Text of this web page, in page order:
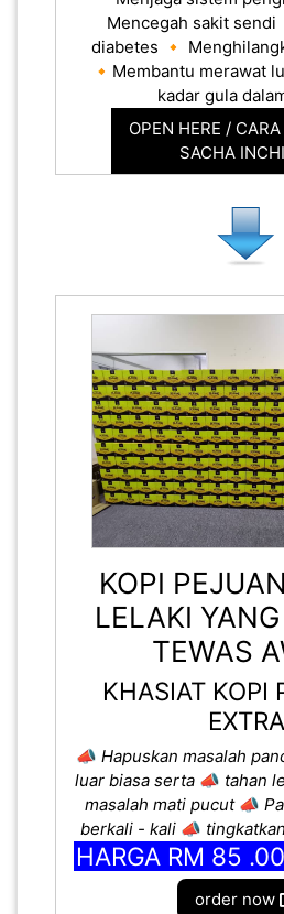
Mencegah sakit sendi
diabetes 🔸
🔸Membantu merawat
kadar gula
OPEN HERE /
SACHA
KOPI
LELAKI
TEWAS
KHASIAT KOPI
EXTRA
📣 Hapuskan masalah
luar biasa serta 📣 tahan
masalah mati pucut 📣
berkali - kali 📣
HARGA RM 85
order now